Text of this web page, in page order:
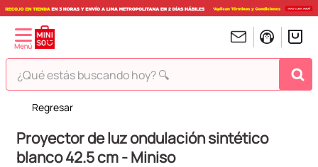
¿Qué estás buscando hoy? 🔍
Regresar
Proyector de luz ondulación sintético
blanco 42.5 cm - Miniso
TÉRMINOS MÁS BUSCADOS
1.
peluches
2.
hello kitty